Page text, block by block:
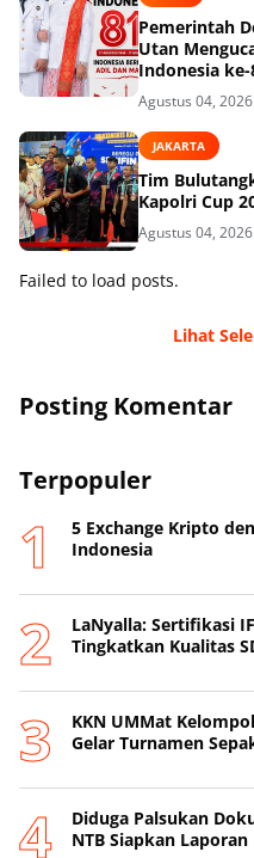
Pemerintah
Utan
Indonesia ke-
Agustus 04, 2026
JAKARTA
Tim
Kapolri Cup
Agustus 04, 2026
Failed to load posts.
Lihat
Posting Komentar
Terpopuler
5 Exchange Kripto
Indonesia
LaNyalla: Sertifikasi
Tingkatkan Kualitas
KKN UMMat
Gelar Turnamen
Diduga Palsukan
NTB Siapkan